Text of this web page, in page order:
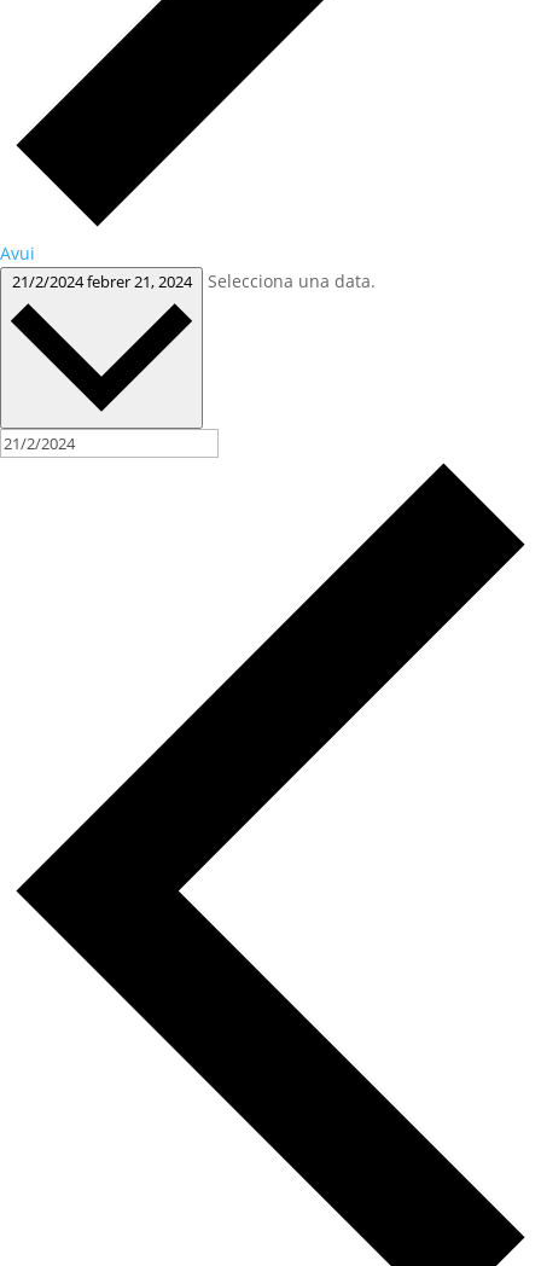
Avui
21/2/2024febrer 21, 2024 Selecciona una data.